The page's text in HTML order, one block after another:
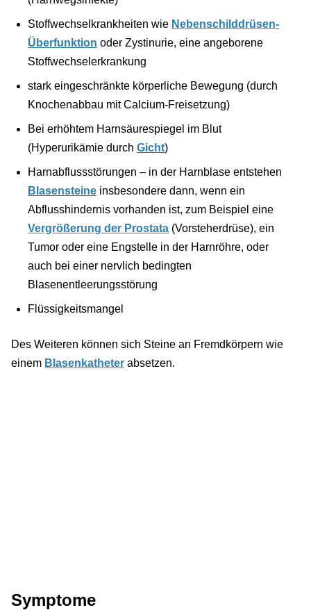
Stoffwechselkrankheiten wie Nebenschilddrüsen-
Überfunktion oder Zystinurie, eine angeborene
Stoffwechselerkrankung
stark eingeschränkte körperliche Bewegung (durch
Knochenabbau mit Calcium-Freisetzung)
Bei erhöhtem Harnsäurespiegel im Blut
(Hyperurikämie durch Gicht)
Harnabflussstörungen – in der Harnblase entstehen
Blasensteine insbesondere dann, wenn ein
Abflusshindernis vorhanden ist, zum Beispiel eine
Vergrößerung der Prostata (Vorsteherdrüse), ein
Tumor oder eine Engstelle in der Harnröhre, oder
auch bei einer nervlich bedingten
Blasenentleerungsstörung
Flüssigkeitsmangel
Des Weiteren können sich Steine an Fremdkörpern wie
einem Blasenkatheter absetzen.
Symptome